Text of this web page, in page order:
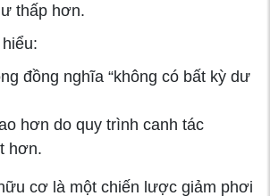
thấp hơn.
đồng nghĩa “không có bất kỳ dư
hơn do quy trình canh tác
hơn.
cơ là một chiến lược giảm phơi